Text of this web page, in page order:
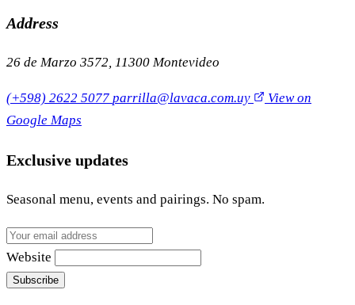
Address
26 de Marzo 3572, 11300 Montevideo
(+598) 2622 5077 parrilla@lavaca.com.uy
View on
Google Maps
Exclusive updates
Seasonal menu, events and pairings. No spam.
Website
Subscribe